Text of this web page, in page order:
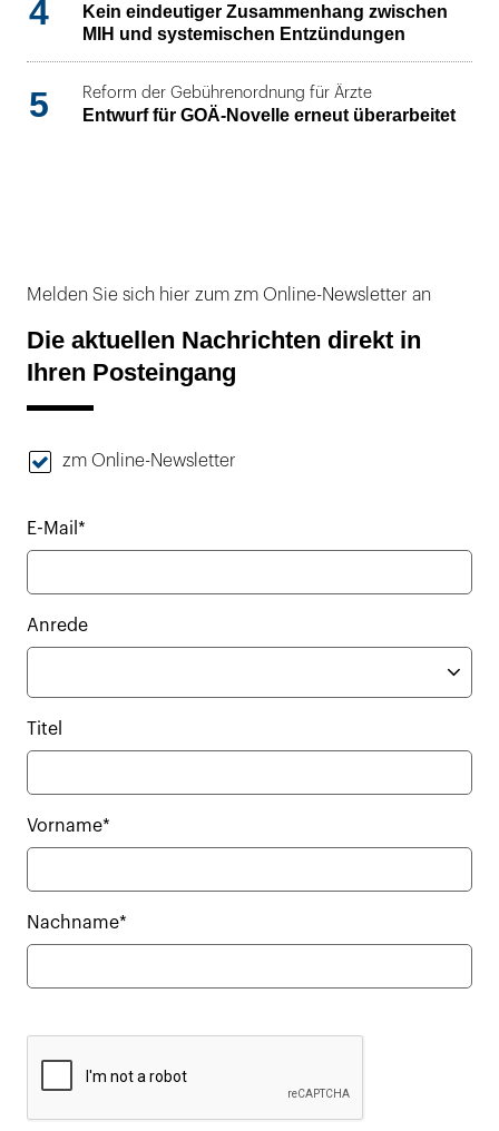
4
Kein eindeutiger Zusammenhang zwischen
MIH und systemischen Entzündungen
5 Reform der Gebührenordnung für Ärzte
Entwurf für GOÄ-Novelle erneut überarbeitet
Melden Sie sich hier zum zm Online-Newsletter an
Die aktuellen Nachrichten direkt in
Ihren Posteingang
zm Online-Newsletter
E-Mail*
Anrede
Titel
Vorname*
Nachname*